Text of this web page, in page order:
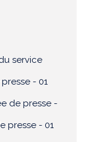
service
- 01
de presse -
presse - 01